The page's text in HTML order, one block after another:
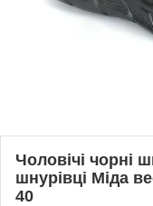
Чоловічі чорні
шнурівці Міда
40